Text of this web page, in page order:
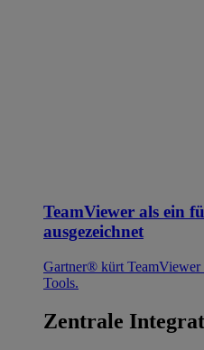
TeamViewer als ein
ausgezeichnet
Gartner® kürt
Tools.
Zentrale